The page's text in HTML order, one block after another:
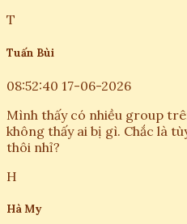
T
Tuấn Bùi
08:52:40 17-06-2026
Mình thấy có nhiều group
không thấy ai bị gì. Chắc là
thôi nhỉ?
H
Hà My